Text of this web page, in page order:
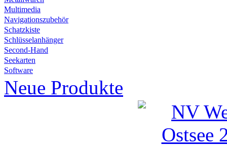
Multimedia
Navigationszubehör
Schatzkiste
Schlüsselanhänger
Second-Hand
Seekarten
Software
Neue Produkte